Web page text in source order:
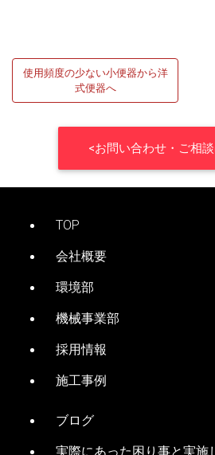
投
稿
シ
ョ
ン
使用頻度の少ない小便器から洋
式便器へ
<お問い合わせ・ご相
TOP
会社概要
環境部
機械事業部
採用情報
施工事例
ブログ
実際にあった困り事と実施